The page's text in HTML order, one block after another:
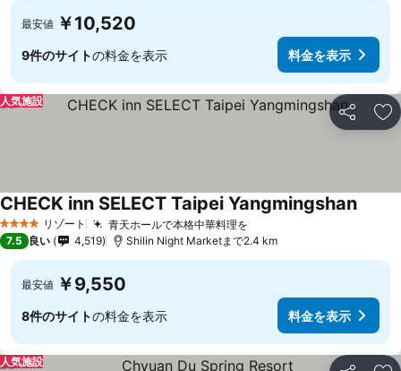
最安値 ￥10,520
9件のサイトの料金を表示 料金を表示
シェア お
人気施設
4 ホテルのランク
リゾート 青天ホールで本格中華料理を
CHECK inn SELECT Taipei Yangmingshan料金
7.5 良い 4,519 Shilin Night Marketまで2.4 km
最安値 ￥9,550
8件のサイトの料金を表示 料金を表示
人気施設